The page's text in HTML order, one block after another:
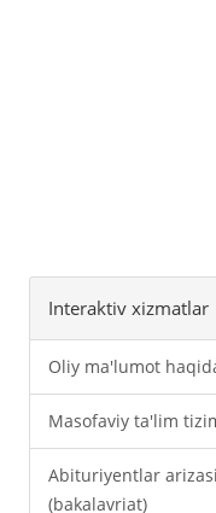
Interaktiv xizmatlar
Oliy ma'lumot
Masofaviy ta'lim
Abituriyentlar
(bakalavriat)